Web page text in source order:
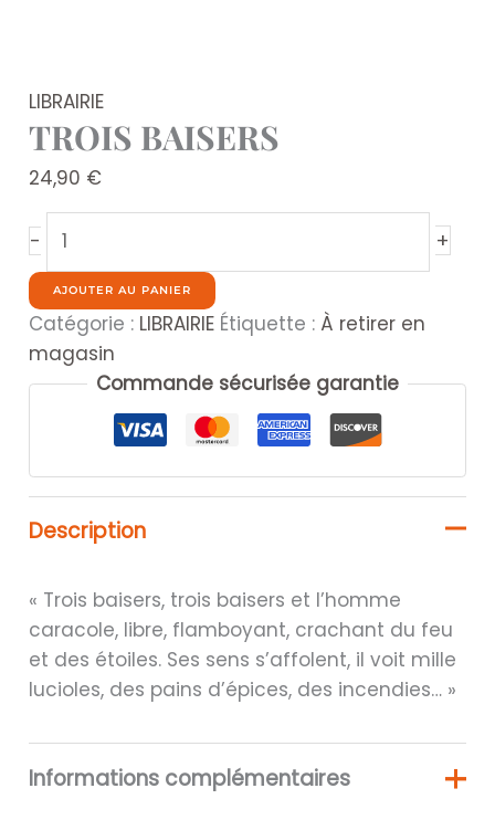
LIBRAIRIE
TROIS BAISERS
24,90 €
-
de
TROIS
BAISERS
+
AJOUTER AU PANIER
Catégorie : LIBRAIRIE Étiquette : À retirer en
magasin
Commande sécurisée garantie
Description
« Trois baisers, trois baisers et l’homme
caracole, libre, flamboyant, crachant du feu
et des étoiles. Ses sens s’affolent, il voit mille
lucioles, des pains d’épices, des incendies… »
Informations complémentaires